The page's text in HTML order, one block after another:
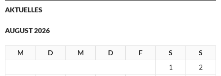
AKTUELLES
AUGUST 2026
M D M D F S
S
1
2